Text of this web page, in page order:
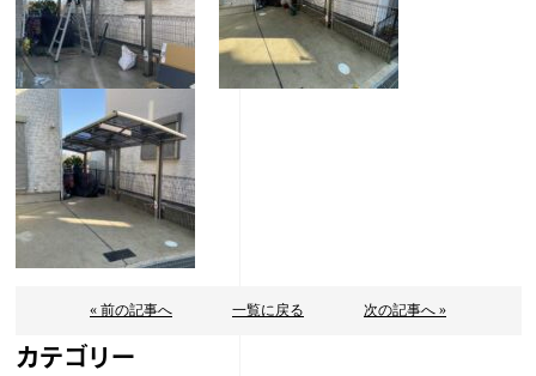
« 前の記事へ 一覧に戻る 次の記事へ »
カテゴリー